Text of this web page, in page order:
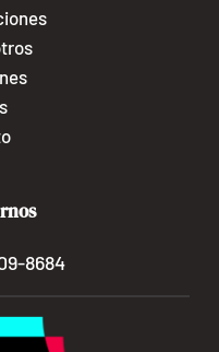
8684